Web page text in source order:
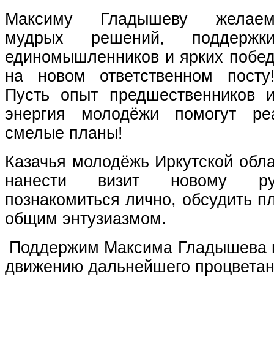
Максиму Гладышеву
мудрых решений,
единомышленников и ярких
на новом ответственном
Пусть опыт предшественников
энергия молодёжи помогут
смелые планы!
Казачья молодёжь Иркутской
нанести визит новому
познакомиться лично, обсудить
общим энтузиазмом.
Поддержим Максима Гладышева
движению дальнейшего